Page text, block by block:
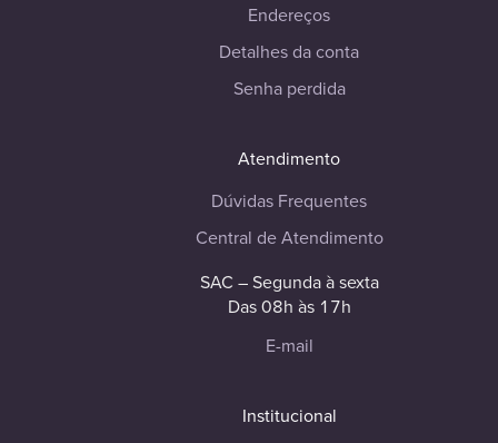
Endereços
Detalhes da conta
Senha perdida
Atendimento
Dúvidas Frequentes
Central de Atendimento
SAC – Segunda à sexta
Das 08h às 17h
E-mail
Institucional